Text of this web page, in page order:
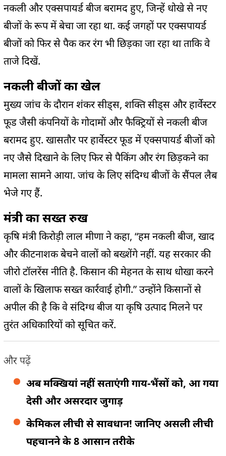
नकली और एक्सपायर्ड बीज बरामद हुए, जिन्हें धोखे से नए
बीजों के रूप में बेचा जा रहा था. कई जगहों पर एक्सपायर्ड
बीजों को फिर से पैक कर रंग भी छिड़का जा रहा था ताकि वे
ताजे दिखें.
नकली बीजों का खेल
मुख्य जांच के दौरान शंकर सीड्स, शक्ति सीड्स और हार्वेस्टर
फूड जैसी कंपनियों के गोदामों और फैक्ट्रियों से नकली बीज
बरामद हुए. खासतौर पर हार्वेस्टर फूड में एक्सपायर्ड बीजों को
नए जैसे दिखाने के लिए फिर से पैकिंग और रंग छिड़कने का
मामला सामने आया. जांच के लिए संदिग्ध बीजों के सैंपल लैब
भेजे गए हैं.
मंत्री का सख्त रुख
कृषि मंत्री किरोड़ी लाल मीणा ने कहा, “हम नकली बीज, खाद
और कीटनाशक बेचने वालों को बख्शेंगे नहीं. यह सरकार की
जीरो टॉलरेंस नीति है. किसान की मेहनत के साथ धोखा करने
वालों के खिलाफ सख्त कार्रवाई होगी.” उन्होंने किसानों से
अपील की है कि वे संदिग्ध बीज या कृषि उत्पाद मिलने पर
तुरंत अधिकारियों को सूचित करें.
और पढ़ें
अब मक्खियां नहीं सताएंगी गाय-भैंसों को, आ गया
देसी और असरदार जुगाड़
केमिकल लीची से सावधान! जानिए असली लीची
पहचानने के 8 आसान तरीके